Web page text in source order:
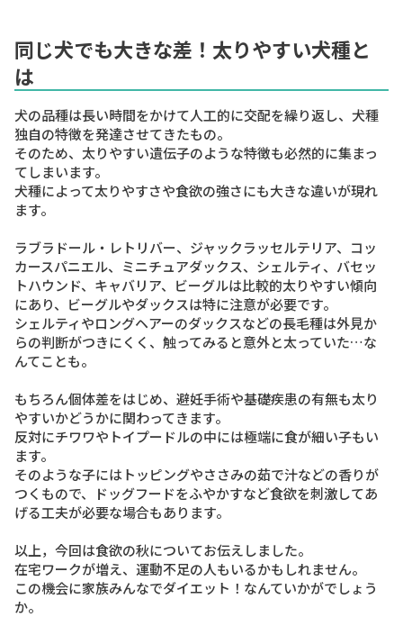
同じ犬でも大きな差！太りやすい犬種と
は
犬の品種は長い時間をかけて人工的に交配を繰り返し、犬種
独自の特徴を発達させてきたもの。
そのため、太りやすい遺伝子のような特徴も必然的に集まっ
てしまいます。
犬種によって太りやすさや食欲の強さにも大きな違いが現れ
ます。
ラブラドール・レトリバー、ジャックラッセルテリア、コッ
カースパニエル、ミニチュアダックス、シェルティ、バセッ
トハウンド、キャバリア、ビーグルは比較的太りやすい傾向
にあり、ビーグルやダックスは特に注意が必要です。
シェルティやロングヘアーのダックスなどの長毛種は外見か
らの判断がつきにくく、触ってみると意外と太っていた…な
んてことも。
もちろん個体差をはじめ、避妊手術や基礎疾患の有無も太り
やすいかどうかに関わってきます。
反対にチワワやトイプードルの中には極端に食が細い子もい
ます。
そのような子にはトッピングやささみの茹で汁などの香りが
つくもので、ドッグフードをふやかすなど食欲を刺激してあ
げる工夫が必要な場合もあります。
以上，今回は食欲の秋についてお伝えしました。
在宅ワークが増え、運動不足の人もいるかもしれません。
この機会に家族みんなでダイエット！なんていかがでしょう
か。